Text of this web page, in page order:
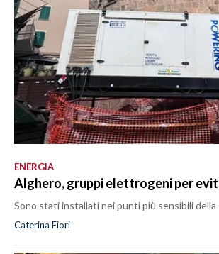
ENERGIA
Alghero, gruppi elettrogeni per
Sono stati installati nei punti più sensibili
Caterina Fiori